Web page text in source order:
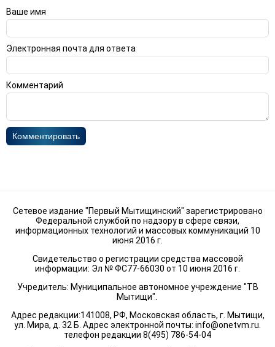
Ваше имя
Электронная почта для ответа
Комментарий
Комментировать
Сетевое издание "Первый Мытищинский" зарегистрировано
Федеральной службой по надзору в сфере связи,
информационных технологий и массовых коммуникаций 10
июня 2016 г.
Свидетельство о регистрации средства массовой
информации: Эл № ФС77-66030 от 10 июня 2016 г.
Учредитель: Муниципальное автономное учреждение "ТВ
Мытищи".
Адрес редакции:141008, РФ, Московская область, г. Мытищи,
ул. Мира, д. 32 Б. Адрес электронной почты: info@onetvm.ru
телефон редакции 8(495) 786-54-04